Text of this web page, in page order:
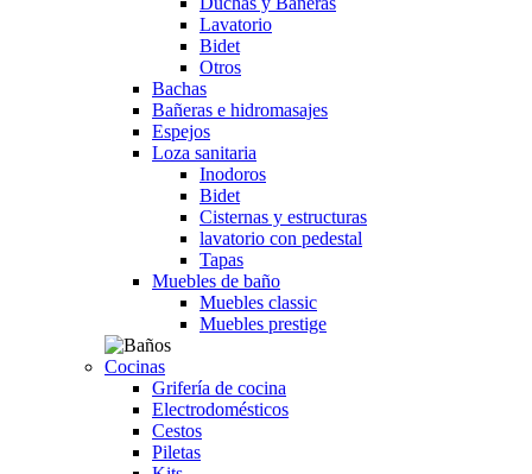
Lavatorio
Bidet
Otros
Bachas
Bañeras e hidromasajes
Espejos
Loza sanitaria
Inodoros
Bidet
Cisternas y estructuras
lavatorio con pedestal
Tapas
Muebles de baño
Muebles classic
Muebles prestige
Cocinas
Grifería de cocina
Electrodomésticos
Cestos
Piletas